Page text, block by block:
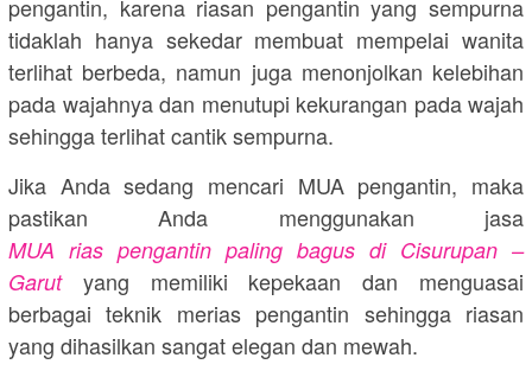
pengantin, karena riasan pengantin yang sempurna
tidaklah hanya sekedar membuat mempelai wanita
terlihat berbeda, namun juga menonjolkan kelebihan
pada wajahnya dan menutupi kekurangan pada wajah
sehingga terlihat cantik sempurna.
Jika Anda sedang mencari MUA pengantin, maka
pastikan Anda menggunakan jasa
MUA rias pengantin paling bagus di Cisurupan –
Garutyang memiliki kepekaan dan menguasai
berbagai teknik merias pengantin sehingga riasan
yang dihasilkan sangat elegan dan mewah.